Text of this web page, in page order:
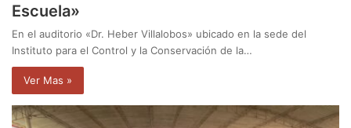
Escuela»
En el auditorio «Dr. Heber Villalobos» ubicado en la sede del
Instituto para el Control y la Conservación de la…
Ver Mas »